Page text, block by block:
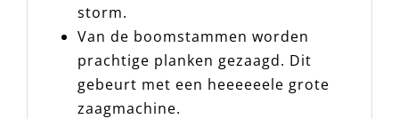
storm.
Van de boomstammen worden
prachtige planken gezaagd. Dit
gebeurt met een heeeeeele grote
zaagmachine.